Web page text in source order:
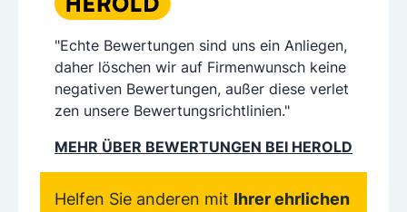
"Echte Bewertungen sind uns ein Anliegen,
daher löschen wir auf Firmenwunsch keine
negativen Bewertungen, außer diese verlet
zen unsere Bewertungsrichtlinien."
MEHR ÜBER BEWERTUNGEN BEI HEROLD
Helfen Sie anderen mit Ihrer ehrlichen